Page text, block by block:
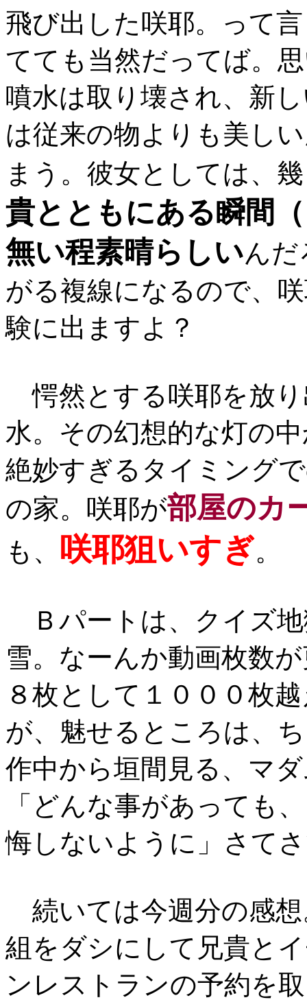
飛び出した咲耶。って
てても当然だってば。
噴水は取り壊され、新
は従来の物よりも美し
まう。彼女としては、
貴とともにある瞬間
無い程素晴らしいん
がる複線になるので、
験に出ますよ？
愕然とする咲耶を放
水。その幻想的な灯の
絶妙すぎるタイミング
の家。咲耶が部屋のカ
も、 咲耶狙いすぎ。
Ｂパートは、クイズ
雪。なーんか動画枚数
８枚として１０００枚
が、魅せるところは、
作中から垣間見る、マ
「どんな事があっても
悔しないように」さて
続いては今週分の感
組をダシにして兄貴と
ンレストランの予約を